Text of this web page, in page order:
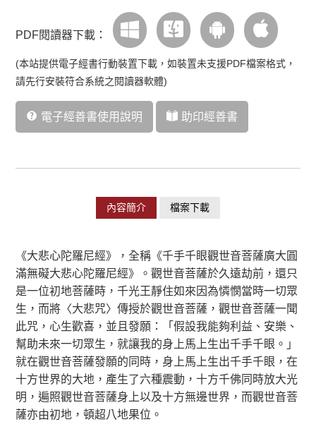
PDF閱讀器下載：
(本站提供電子經書行動裝置下載，如裝置未支援PDF檔案格式，
請先行安裝符合系統之閱讀器軟體)
電子經善書使用說明 助印經善書
內容簡介 檔案下載
《大悲心陀羅尼經》，全稱《千手千眼觀世音菩薩廣大圓
滿無礙大悲心陀羅尼經》。觀世音菩薩於久遠劫前，還只
是一位初地菩薩時，千光王靜住如來因為憐憫當時一切眾
生，而將〈大悲咒〉傳授於觀世音菩薩，觀世音菩薩一聞
此咒，心生歡喜，並且發願：「假設我能夠利益、安樂、
幫助未來一切眾生，就讓我的身上馬上生出千手千眼。」
就在觀世音菩薩發願的同時，身上馬上生出千手千眼，在
十方世界的大地，產生了六種震動，十方千佛同時放大光
明，遍照觀世音菩薩身上以及十方無邊世界，而觀世音菩
薩亦由初地，頓超八地果位。